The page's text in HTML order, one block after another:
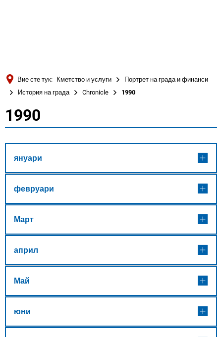
MENÜ
Вие сте тук: Кметство и услуги
Портрет на града и финанси
История на града
Chronicle 1990
1990
1990
януари
февруари
Март
април
Май
юни